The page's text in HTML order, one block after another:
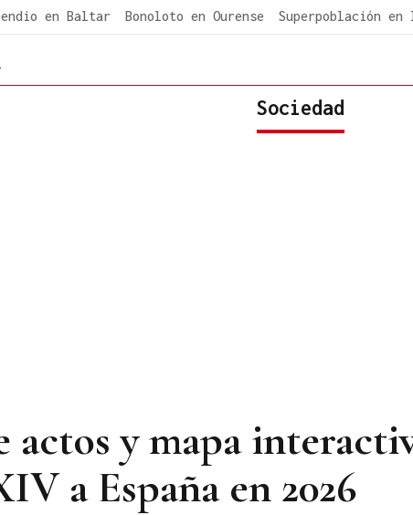
en Baltar Bonoloto en Ourense Superpoblación
Sociedad
actos y mapa
a España en 2026